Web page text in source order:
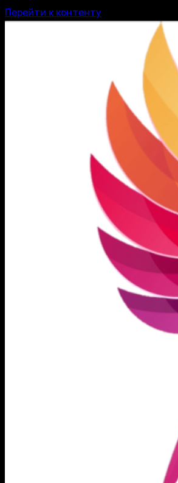
Перейти к контенту